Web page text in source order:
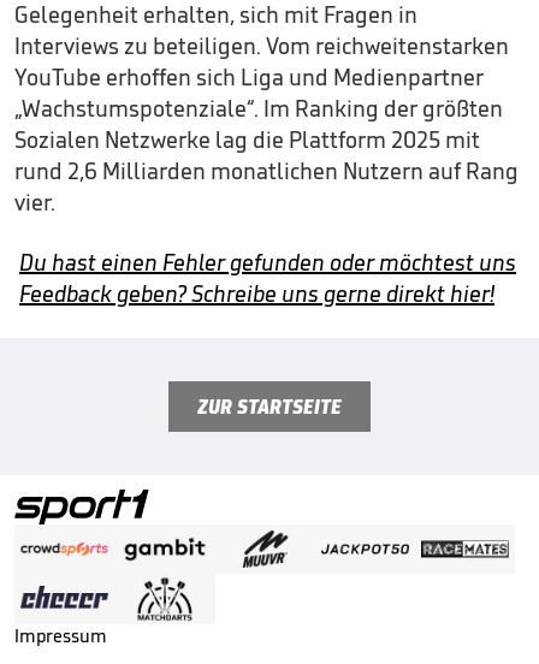
Gelegenheit erhalten, sich mit Fragen in
Interviews zu beteiligen. Vom reichweitenstarken
YouTube erhoffen sich Liga und Medienpartner
„Wachstumspotenziale“. Im Ranking der größten
Sozialen Netzwerke lag die Plattform 2025 mit
rund 2,6 Milliarden monatlichen Nutzern auf Rang
vier.
Du hast einen Fehler gefunden oder möchtest uns
Feedback geben? Schreibe uns gerne direkt hier!
ZUR STARTSEITE
Impressum